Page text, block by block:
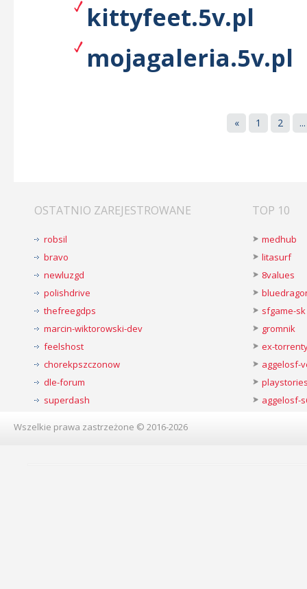
kittyfeet.5v.pl
mojagaleria.5v.pl
« 1 2 ...
OSTATNIO ZAREJESTROWANE
robsil
bravo
newluzgd
polishdrive
thefreegdps
marcin-wiktorowski-dev
feelshost
chorekpszczonow
dle-forum
superdash
TOP 10
medhub
litasurf
8values
sfgame-sk
gromnik
ex-
aggelosf-
aggelosf-
Wszelkie prawa zastrzeżone © 2016-2026